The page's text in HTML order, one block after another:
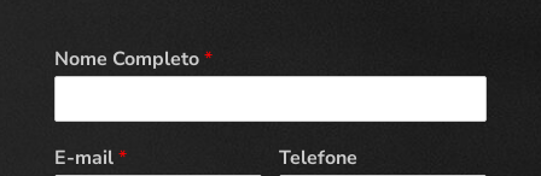
Nome Completo*
E-mail* Telefone